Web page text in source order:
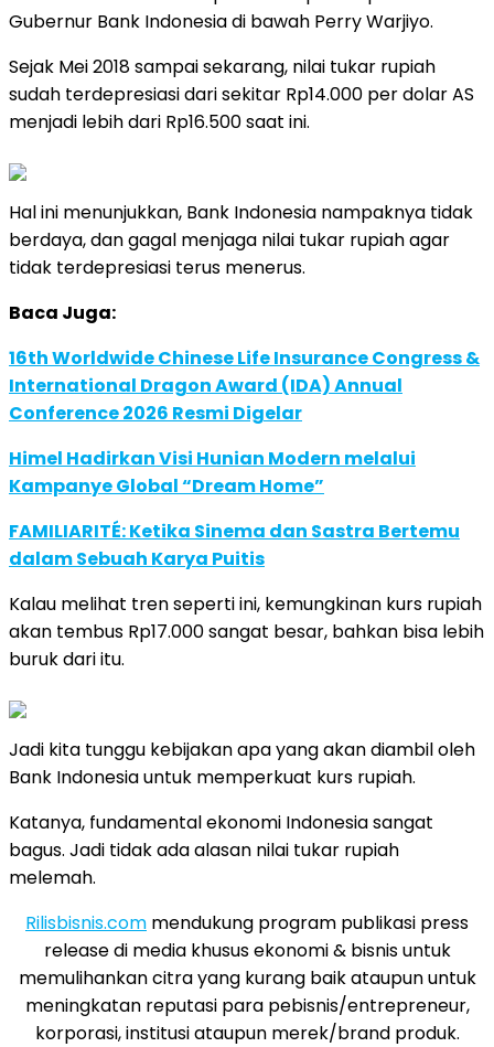
Gubernur Bank Indonesia di bawah Perry Warjiyo.
Sejak Mei 2018 sampai sekarang, nilai tukar rupiah
sudah terdepresiasi dari sekitar Rp14.000 per dolar AS
menjadi lebih dari Rp16.500 saat ini.
Hal ini menunjukkan, Bank Indonesia nampaknya tidak
berdaya, dan gagal menjaga nilai tukar rupiah agar
tidak terdepresiasi terus menerus.
Baca Juga:
16th Worldwide Chinese Life Insurance Congress &
International Dragon Award (IDA) Annual
Conference 2026 Resmi Digelar
Himel Hadirkan Visi Hunian Modern melalui
Kampanye Global “Dream Home”
FAMILIARITÉ: Ketika Sinema dan Sastra Bertemu
dalam Sebuah Karya Puitis
Kalau melihat tren seperti ini, kemungkinan kurs rupiah
akan tembus Rp17.000 sangat besar, bahkan bisa lebih
buruk dari itu.
Jadi kita tunggu kebijakan apa yang akan diambil oleh
Bank Indonesia untuk memperkuat kurs rupiah.
Katanya, fundamental ekonomi Indonesia sangat
bagus. Jadi tidak ada alasan nilai tukar rupiah
melemah.
Rilisbisnis.com mendukung program publikasi press
release di media khusus ekonomi & bisnis untuk
memulihankan citra yang kurang baik ataupun untuk
meningkatan reputasi para pebisnis/entrepreneur,
korporasi, institusi ataupun merek/brand produk.